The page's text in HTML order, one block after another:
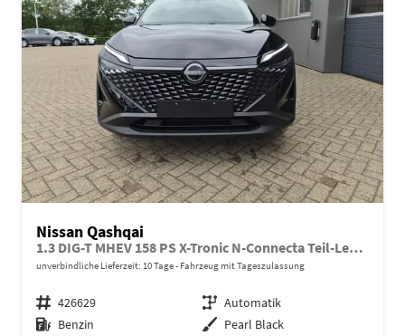
Nissan Qashqai
1.3 DIG-T MHEV 158 PS X-Tronic N-Connecta Teil-Leder PanoGlasdach Klimaautomatik Sitzheizung Lenkradheizung Navi ACC PDC v+h 360°Kamera DAB Bluetooth Touchscreen Apple CarPlay Android Auto 18"LM
unverbindliche Lieferzeit: 10 Tage Fahrzeug mit Tageszulassung
Fahrzeugnr. 426629 Getriebe Automatik
Kraftstoff Benzin Außenfarbe Pearl Black